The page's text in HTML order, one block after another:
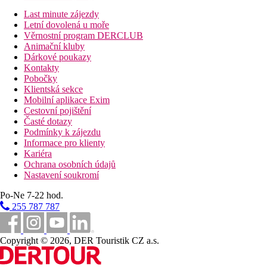
Ubytování je bez stravování.
Vzdálenosti
21 km
Vzdálenost od nejbližšího letiště
Bazény
Lehátka u bazénu
Fotogalerie
Last minute zájezdy
Letní dovolená u moře
Věrnostní program DERCLUB
Animační kluby
Dárkové poukazy
Kontakty
Pobočky
Klientská sekce
Mobilní aplikace Exim
Cestovní pojištění
Časté dotazy
Podmínky k zájezdu
Informace pro klienty
Kariéra
Ochrana osobních údajů
Nastavení soukromí
Po-Ne 7-22 hod.
255 787 787
Copyright © 2026, DER Touristik CZ a.s.